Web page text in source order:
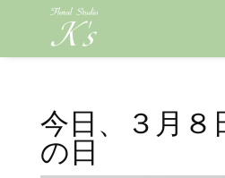
今日、３月８
の日